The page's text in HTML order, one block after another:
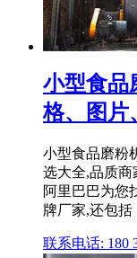
小型食品
格、图片
小型食品磨粉
选大全,品质商
阿里巴巴为您
牌厂家,还包括
联系电话: 180